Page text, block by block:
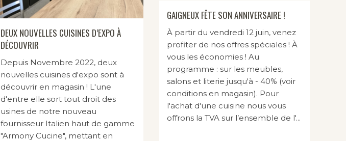
DEUX NOUVELLES CUISINES D’EXPO À
DÉCOUVRIR
Depuis Novembre 2022, deux
nouvelles cuisines d'expo sont à
découvrir en magasin ! L'une
d'entre elle sort tout droit des
usines de notre nouveau
fournisseur Italien haut de gamme
"Armony Cucine", mettant en
GAIGNEUX FÊTE SON ANNIVERSAIRE !
À partir du vendredi 12 juin, venez
profiter de nos offres spéciales ! À
vous les économies ! Au
programme : sur les meubles,
salons et literie jusqu'à - 40% (voir
conditions en magasin). Pour
l'achat d'une cuisine nous vous
offrons la TVA sur l’ensemble de l'...